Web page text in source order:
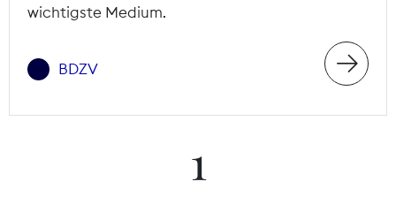
wichtigste Medium.
BDZV
1